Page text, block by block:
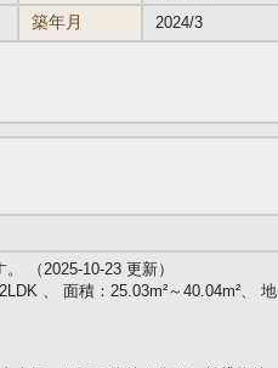
築年月 2024/3
（2025-10-23 更新）
、 面積：25.03m²～40.04m²、 地